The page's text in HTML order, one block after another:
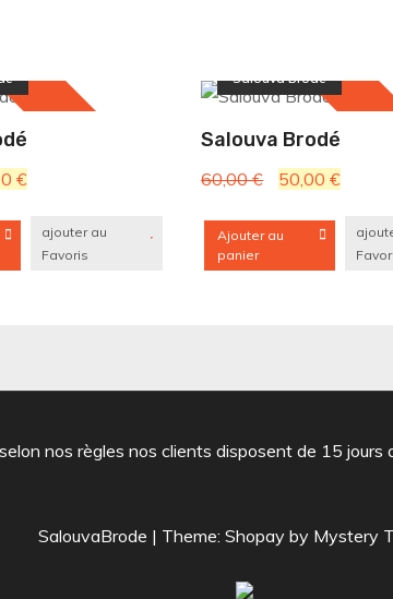
€Le
actuel
ajouter au
Favoris
Salouva Brodé
Salouva Brodé
60,00€
Le
initial
était :
50,00€Le
actuel
Ajouter au
panier
nos règles nos clients disposent de 15
SalouvaBrode | Theme: Shopay by Mystery